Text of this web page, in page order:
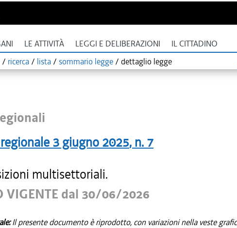
LE ATTIVITÀ LEGGI E DELIBERAZIONI IL CITTADINO
/ ricerca / lista / sommario legge / dettaglio legge
3 giugno 2025, n. 7
multisettoriali.
VIGENTE dal 30/06/2026
Il presente documento è riprodotto, con variazioni nella veste